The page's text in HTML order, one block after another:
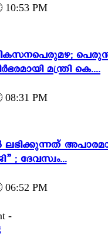
10:53 PM
മന്ത്രി കെ....
08:31 PM
; ദേവസ്വം...
06:52 PM
-